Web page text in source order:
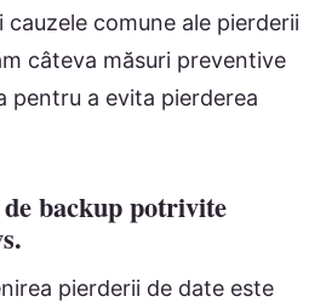
cauzele comune ale pierderii
câteva măsuri preventive
pentru a evita pierderea
backup potrivite
pierderii de date este